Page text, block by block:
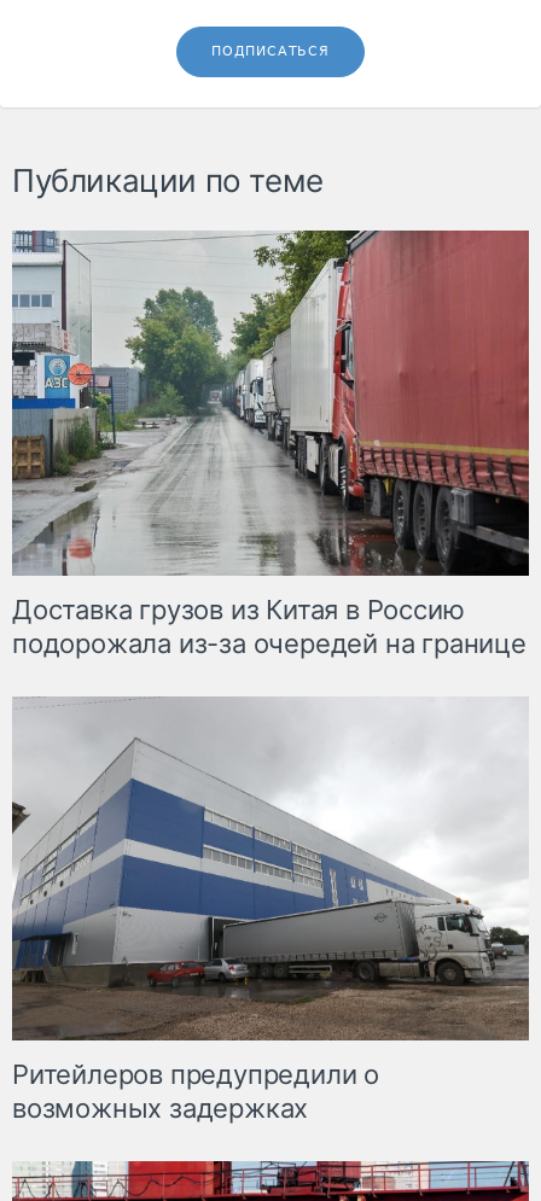
ПОДПИСАТЬСЯ
Публикации по теме
Доставка грузов из Китая в Россию
подорожала из-за очередей на границе
Ритейлеров предупредили о
возможных задержках